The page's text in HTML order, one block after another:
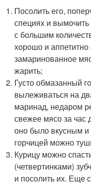
Посолить его,
специях и
с большим
хорошо и
замаринованное
жарить;
Густо обмазанный
вылеживаться на
маринад, недаром
свежее мясо за час
оно было вкусным и
горчицей можно
Курицу можно
(четвертинками)
и посолить их. Еще